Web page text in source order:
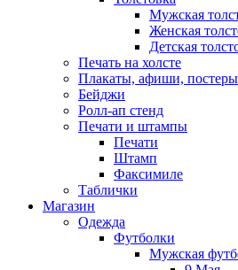
Мужская
Женская
Детская
Печать на холсте
Плакаты, афиши, постеры
Бейджи
Ролл-ап стенд
Печати и штампы
Печати
Штамп
Факсимиле
Таблички
Магазин
Одежда
Футболки
Мужская